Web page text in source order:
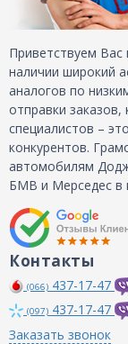
Приветствуем Вас
наличии широкий
аналогов по
отправки
специалистов –
конкурентов.
автомобилям
БМВ и Мерседес в
Контакты
(066) 437-17-47
(097) 437-17-47
Заказать звонок